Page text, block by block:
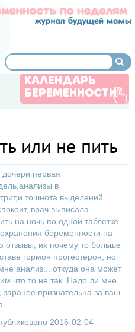
КАЛЕНДАРЬ
БЕРЕМЕННОСТИ
или не пить
дочери первая
в
тошнота выделений
врач выписала
на ночь по одной таблетке.
беременности на
отзывы, их почему то больше
гормон прогестерон, но
анализ... откуда она может
что то не так. Надо ли мне
заранее признательна за ваш
2016-02-04